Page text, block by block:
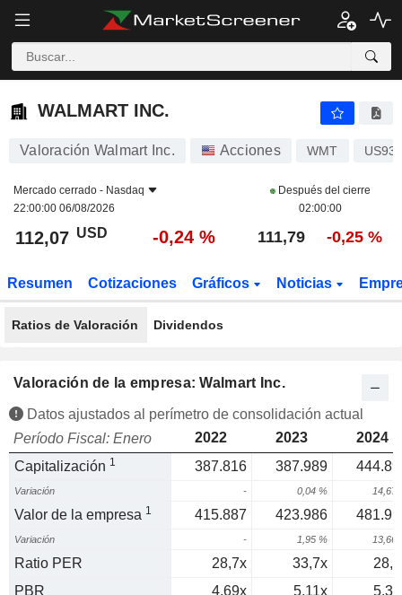
WALMART INC.
WALMART INC.
Valoración Walmart Inc. Acciones WMT
Mercado cerrado - Nasdaq
22:00:00 06/08/2026
Después del cierre
02:00:00
112,07 USD -0,24 % 111,79 -0,25 %
Resumen Cotizaciones Gráficos Noticias
Ratios de Valoración Dividendos
Valoración de la empresa: Walmart Inc.
Datos ajustados al perímetro de consolidación actual
Período Fiscal: Enero
2022 2023
2024
Capitalización 1 387.816 387.989
Variación - 0,04 % 14,67
Valor de la empresa 1 415.887 423.986
Variación - 1,95 % 13,66
Ratio PER 28,7x 33,7x
PBR
4,69x 5,11x